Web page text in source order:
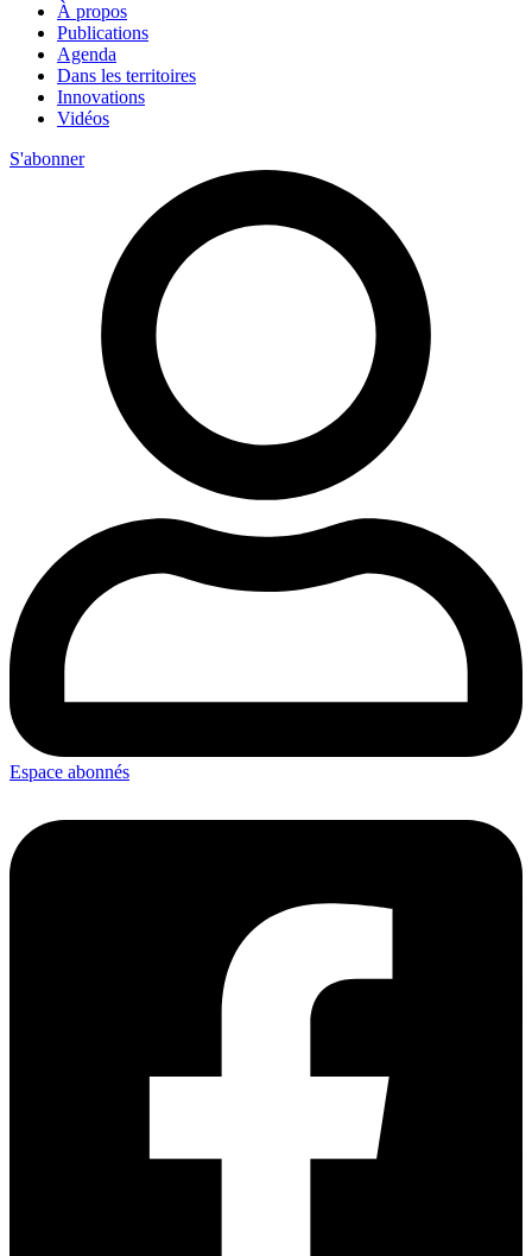
À propos
Publications
Agenda
Dans les territoires
Innovations
Vidéos
S'abonner
Espace abonnés